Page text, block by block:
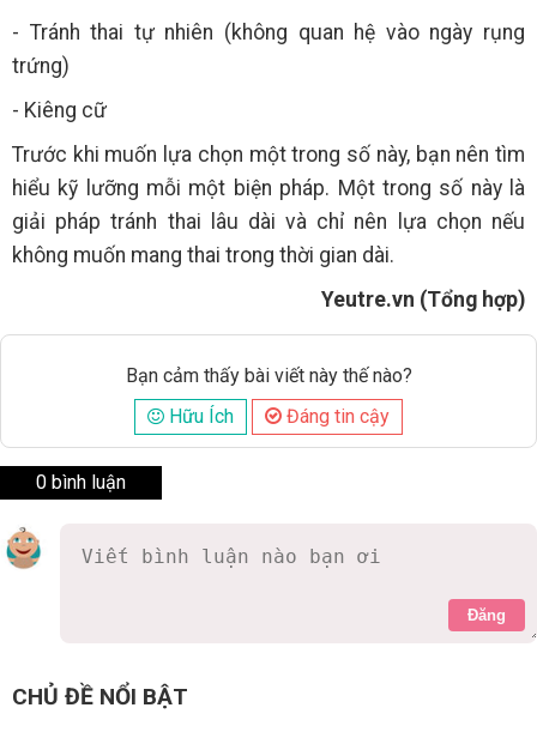
- Tránh thai tự nhiên (không quan hệ vào ngày rụng
trứng)
- Kiêng cữ
Trước khi muốn lựa chọn một trong số này, bạn nên tìm
hiểu kỹ lưỡng mỗi một biện pháp. Một trong số này là
giải pháp tránh thai lâu dài và chỉ nên lựa chọn nếu
không muốn mang thai trong thời gian dài.
Yeutre.vn (Tổng hợp)
Bạn cảm thấy bài viết này thế nào?
Hữu Ích
Đáng tin cậy
0 bình luận
Đăng
CHỦ ĐỀ NỔI BẬT